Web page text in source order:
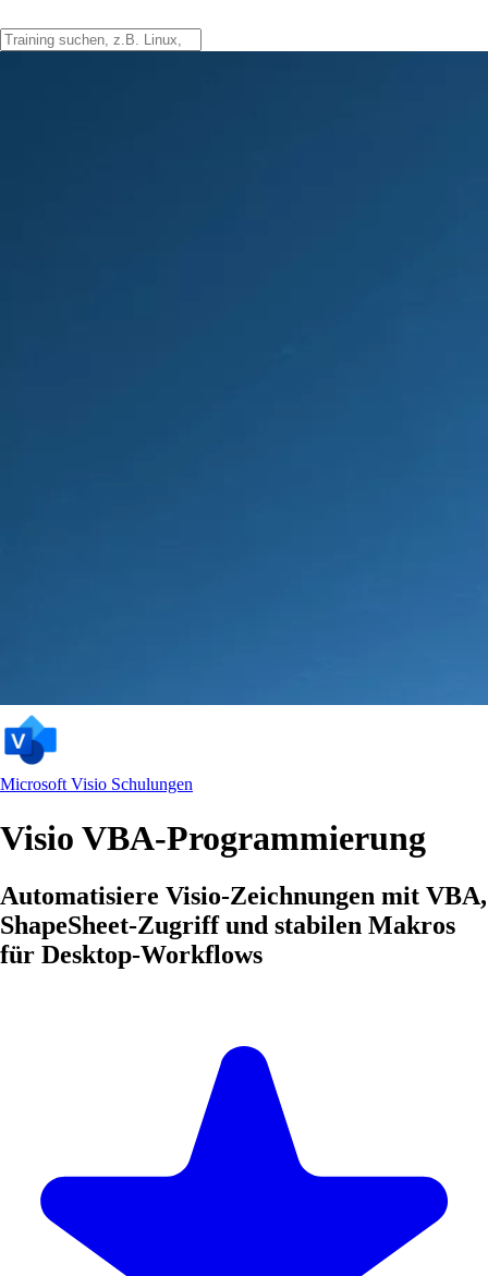
Microsoft Visio Schulungen
Visio VBA-Programmierung
Automatisiere Visio-Zeichnungen mit VBA,
ShapeSheet-Zugriff und stabilen Makros
für Desktop-Workflows